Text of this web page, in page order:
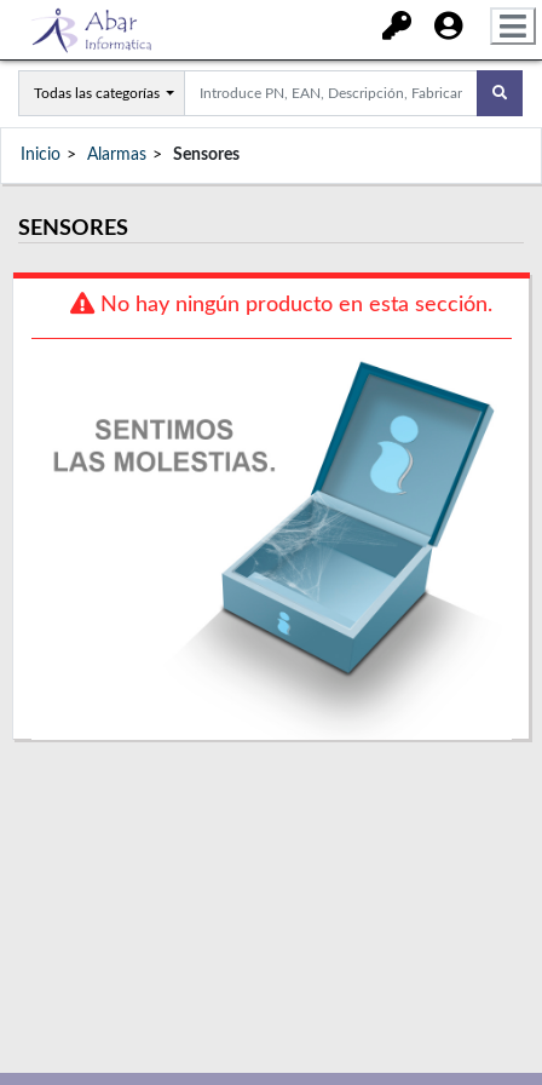
Todas las categorías
Inicio Alarmas Sensores
SENSORES
No hay ningún producto en esta sección.